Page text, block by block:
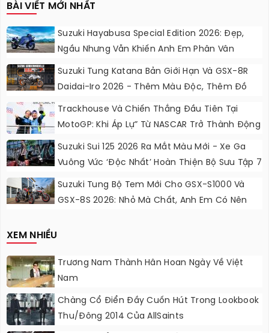
BÀI VIẾT MỚI NHẤT
Suzuki Hayabusa Special Edition 2026: Đẹp,
Ngầu Nhưng Vẫn Khiến Anh Em Phân Vân
Suzuki Tung Katana Bản Giới Hạn Và GSX-8R
Daidai-Iro 2026 - Thêm Màu Độc, Thêm Đồ
Chơi, Thêm Cá Tính
Trackhouse Và Chiến Thắng Đầu Tiên Tại
MotoGP: Khi Áp Lự” Từ NASCAR Trở Thành Động
Suzuki Sui 125 2026 Ra Mắt Màu Mới - Xe Ga
Vuông Vức ‘độc Nhất’ Hoàn Thiện Bộ Sưu Tập 7
Suzuki Tung Bộ Tem Mới Cho GSX-S1000 Và
GSX-8S 2026: Nhỏ Mà Chất, Anh Em Có Nên
XEM NHIỀU
Trương Nam Thành Hân Hoan Ngày Về Việt
Nam
Chàng Cổ Điển Đầy Cuốn Hút Trong Lookbook
Thu/đông 2014 Của AllSaints